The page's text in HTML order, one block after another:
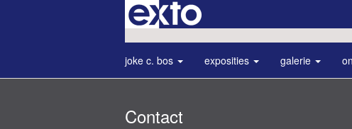
joke c. bos exposities galerie
Contact